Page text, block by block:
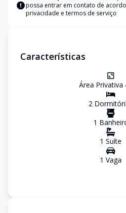
possa entrar em contato de
privacidade e termos de serviço
Características
Área Privativa
2
1
1 Suíte
1 Vaga